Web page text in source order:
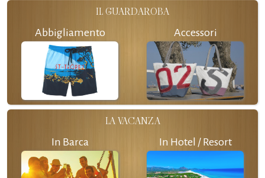
IL GUARDAROBA
Abbigliamento Accessori
LA VACANZA
In Barca In Hotel / Resort